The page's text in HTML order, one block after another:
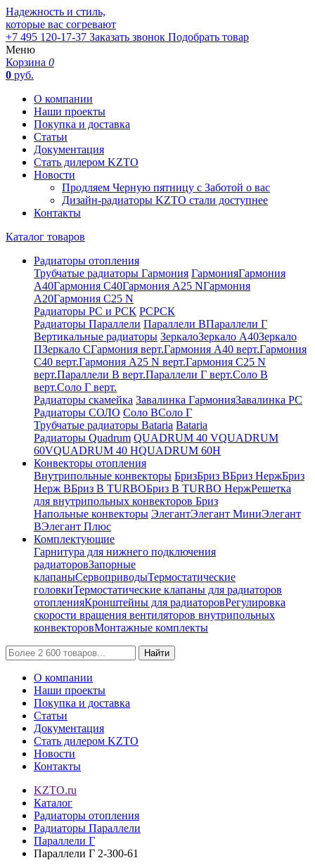
Надежность и стиль,
которые вас согревают
+7 495 120-17-37 Заказать звонок Подобрать товар
Меню
Корзина 0
0 руб.
О компании
Наши проекты
Покупка и доставка
Статьи
Документация
Стать дилером KZTO
Новости
Продляем Черную пятницу с Заботой о вас
Дизайн-радиаторы KZTO стали доступнее
Контакты
Каталог товаров
Радиаторы отопления
Трубчатые радиаторы Гармония ГармонияГармония
А40Гармония С40Гармония А25 NГармония
А20Гармония С25 N
Радиаторы РС и РСК РСРСК
Радиаторы Параллели Параллели ВПараллели Г
Вертикальные радиаторы ЗеркалоЗеркало А40Зеркало
ПЗеркало СГармония верт.Гармония А40 верт.Гармония
С40 верт.Гармония А25 N верт.Гармония С25 N
верт.Параллели В верт.Параллели Г верт.Соло В
верт.Соло Г верт.
Радиаторы скамейка Завалинка ГармонияЗавалинка РС
Радиаторы СОЛО Соло ВСоло Г
Трубчатые радиаторы Bataria Bataria
Радиаторы Quadrum QUADRUM 40 VQUADRUM
60VQUADRUM 40 HQUADRUM 60H
Конвекторы отопления
Внутрипольные конвекторы БризБриз ВБриз НержБриз
Нерж ВБриз В TURBOБриз В TURBO НержРешетка
для внутрипольных конвекторов Бриз
Напольные конвекторы ЭлегантЭлегант МиниЭлегант
ВЭлегант Плюс
Комплектующие
Гарнитура для нижнего подключения
радиаторовЗапорные
клапаныСервоприводыТермостатические
головкиТермостатические клапаны для радиаторов
отопленияКронштейны для радиаторовРегулировка
скорости вращения вентиляторов внутрипольных
конвекторовМонтажные комплекты
Найти
О компании
Наши проекты
Покупка и доставка
Статьи
Документация
Стать дилером KZTO
Новости
Контакты
KZTO.ru
Каталог
Радиаторы отопления
Радиаторы Параллели
Параллели Г
Параллели Г 2-300-61